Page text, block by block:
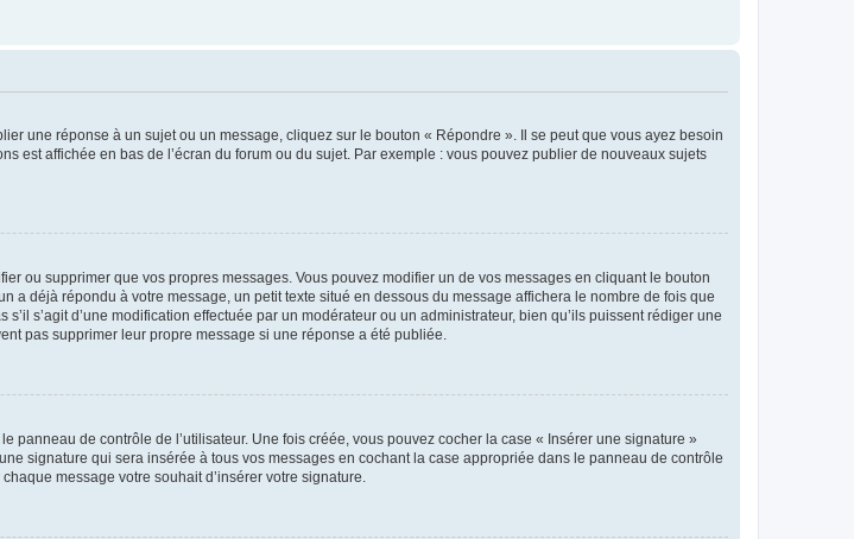
une réponse à un sujet ou un message, cliquez sur le bouton « Répondre ». Il se peut que vous ayez besoin
est affichée en bas de l’écran du forum ou du sujet. Par exemple : vous pouvez publier de nouveaux sujets
ou supprimer que vos propres messages. Vous pouvez modifier un de vos messages en cliquant le bouton
déjà répondu à votre message, un petit texte situé en dessous du message affichera le nombre de fois que
s’agit d’une modification effectuée par un modérateur ou un administrateur, bien qu’ils puissent rédiger une
pas supprimer leur propre message si une réponse a été publiée.
panneau de contrôle de l’utilisateur. Une fois créée, vous pouvez cocher la case « Insérer une signature »
signature qui sera insérée à tous vos messages en cochant la case appropriée dans le panneau de contrôle
message votre souhait d’insérer votre signature.